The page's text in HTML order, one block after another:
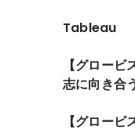
Tableau
【グロー
志に向き合
【グロー